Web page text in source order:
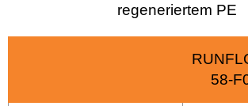
regeneriertem PE
58-